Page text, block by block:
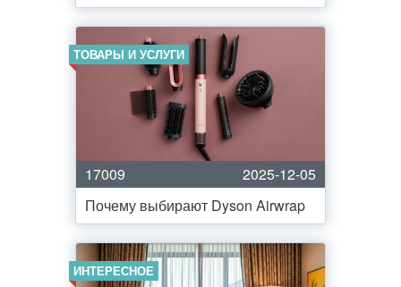
ТОВАРЫ И УСЛУГИ
17009
2025-12-05
Почему выбирают Dyson Airwrap
ИНТЕРЕСНОЕ